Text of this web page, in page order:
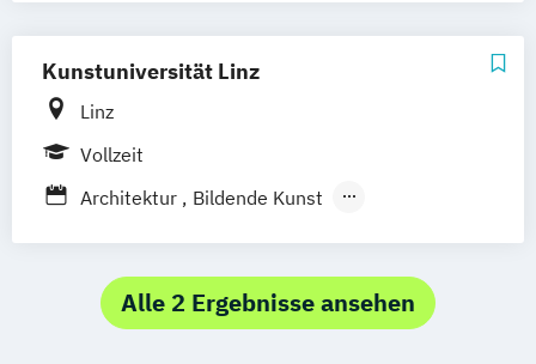
Geschichte Europas - Epochen
Kulturwissenschaften
Mathematik
Mathematisch-technische
Rechtswissenschaften
Nawi-Tec für Schüler*innen
Kunstuniversität Linz
Linz
Vollzeit
Architektur
Bildende Kunst
Gestaltung: Technik.Textil
Grafik-Design und Fotografie
Alle 2 Ergebnisse ansehen